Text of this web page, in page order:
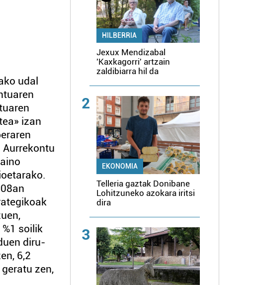
udal
izan
soilik
diru-
6,2
zen,
HILBERRIA
Jexux Mendizabal
'Kaxkagorri' artzain
zaldibiarra hil da
2
EKONOMIA
Telleria gaztak Donibane
Lohitzuneko azokara iritsi
dira
3